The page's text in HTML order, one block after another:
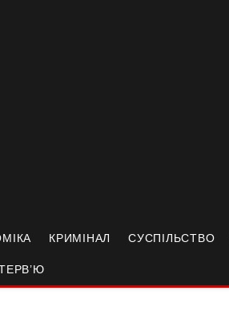
КРИМІНАЛ СУСПІЛЬСТВО